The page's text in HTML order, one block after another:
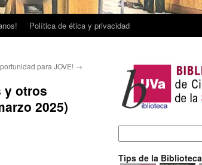
Política de ética y privacidad
para JOVE! →
y otros
2025)
Tips de la Biblioteca